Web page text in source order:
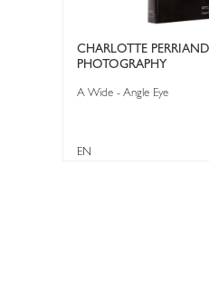
CHARLOTTE
PHOTOGRAPHY
A Wide - Angle Eye
EN